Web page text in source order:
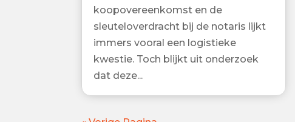
koopovereenkomst en de
sleuteloverdracht bij de notaris lijkt
immers vooral een logistieke
kwestie. Toch blijkt uit onderzoek
dat deze...